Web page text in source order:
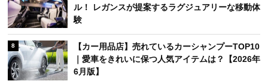
ル！ レガンスが提案するラグジュアリーな移動体
験
8
【カー用品店】売れているカーシャンプーTOP10
｜愛車をきれいに保つ人気アイテムは？【2026年
6月版】